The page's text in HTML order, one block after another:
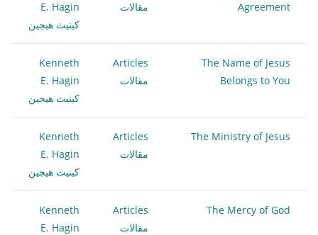
Agreement
مقالات
E. Hagin
كينيث هيجين
The Name of Jesus
Belongs to You
Articles
مقالات
Kenneth
E. Hagin
كينيث هيجين
The Ministry of Jesus
Articles
مقالات
Kenneth
E. Hagin
كينيث هيجين
The Mercy of God
Articles
مقالات
Kenneth
E. Hagin